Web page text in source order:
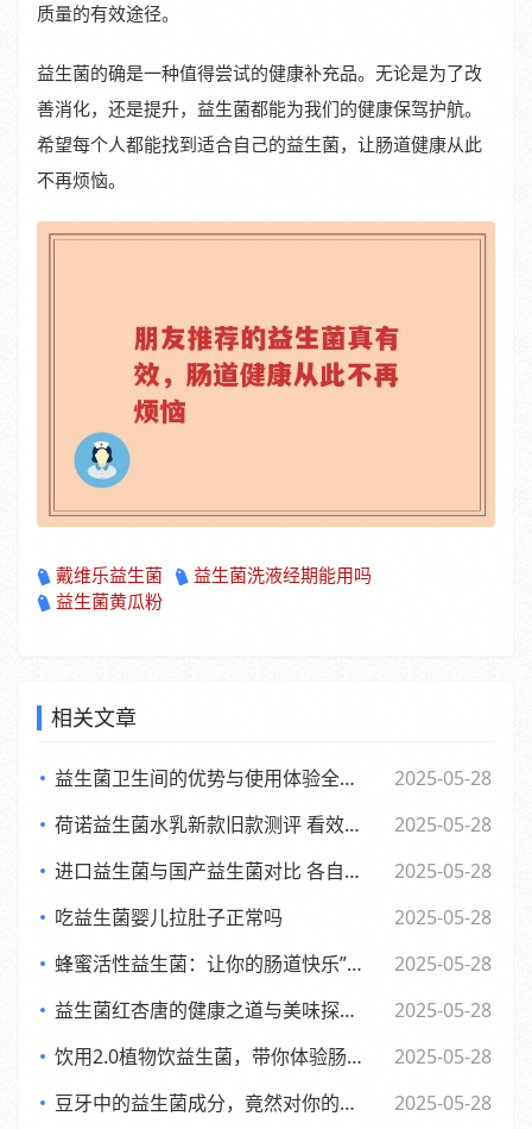
质量的有效途径。
益生菌的确是一种值得尝试的健康补充品。无论是为了改
善消化，还是提升，益生菌都能为我们的健康保驾护航。
希望每个人都能找到适合自己的益生菌，让肠道健康从此
不再烦恼。
戴维乐益生菌
益生菌洗液经期能用吗
益生菌黄瓜粉
相关文章
益生菌卫生间的优势与使用体验全面解析
2025-05-28
荷诺益生菌水乳新款旧款测评 看效果差异与使用感受
2025-05-28
进口益生菌与国产益生菌对比 各自优势及消费者该如何选择
2025-05-28
吃益生菌婴儿拉肚子正常吗
2025-05-28
蜂蜜活性益生菌：让你的肠道快乐”起来，享受生活每一天
2025-05-28
益生菌红杏唐的健康之道与美味探索之旅
2025-05-28
饮用2.0植物饮益生菌，带你体验肠道的全新活力风暴
2025-05-28
豆牙中的益生菌成分，竟然对你的肠道有如此奇妙的影响
2025-05-28